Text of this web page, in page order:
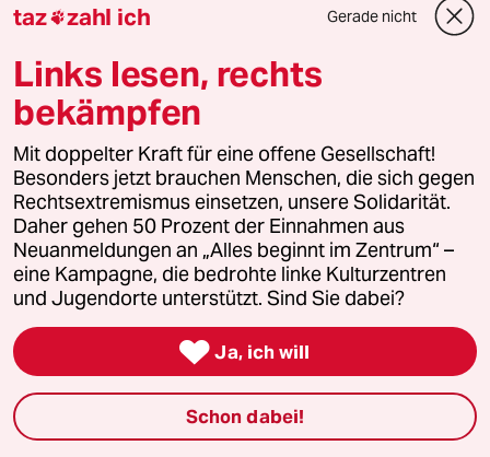
Ich bin mit Jochen Stay einer Meinung. Die
Faszination der Machbarkeit der Nutzung der
Kernenergie - physikalisch und technisch
gesehenen -, die ich in jungen Jahren erlebt
habe, ist spätestens mit dem Erwerb des
Diploms in Physik (1975) der Erkenntnis
gewichen, dass die Nutzung der Kernenergie
ethisch absolut nicht vertretbar - weil
technisch nicht vollständig beherrschbar - ist.
Darüberhinaus bedingt einer derartige
Großtechnologie undemokratische Strukturen;
sie erscheint "günstig", weil alle Folgekosten
sozialisiert werden und selbst technisch alle
"Nebenkosten" weggerechnet werden.
04.04.2011,16:34 Uhr
taz zahl ich Gerade nicht
Links lesen, rechts
bekämpfen
Mit doppelter Kraft für eine offene Gesellschaft!
Besonders jetzt brauchen Menschen, die sich gegen
Rechtsextremismus einsetzen, unsere Solidarität.
Daher gehen 50 Prozent der Einnahmen aus
Neuanmeldungen an „Alles beginnt im Zentrum“ –
eine Kampagne, die bedrohte linke Kulturzentren
und Jugendorte unterstützt. Sind Sie dabei?
 Ja, ich will
Schon dabei!